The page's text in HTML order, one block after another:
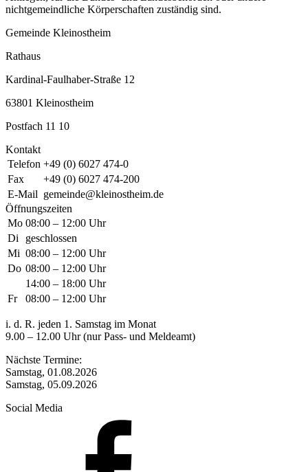
nichtgemeindliche Körperschaften zuständig sind.
Gemeinde Kleinostheim
Rathaus
Kardinal-Faulhaber-Straße 12
63801 Kleinostheim
Postfach 11 10
Kontakt
Telefon +49 (0) 6027 474-0
Fax
+49 (0) 6027 474-200
E-Mail gemeinde@kleinostheim.de
Öffnungszeiten
Mo 08:00 – 12:00 Uhr
Di
geschlossen
Mi 08:00 – 12:00 Uhr
Do 08:00 – 12:00 Uhr
14:00 – 18:00 Uhr
Fr
08:00 – 12:00 Uhr
i. d. R. jeden 1. Samstag im Monat
9.00 – 12.00 Uhr (nur Pass- und Meldeamt)
Nächste Termine:
Samstag, 01.08.2026
Samstag, 05.09.2026
Social Media